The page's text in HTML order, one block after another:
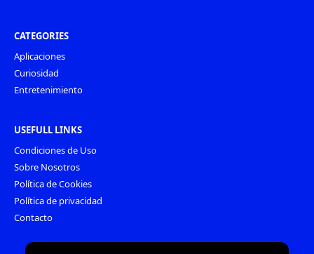
CATEGORIES
Aplicaciones
Curiosidad
Entretenimiento
USEFULL LINKS
Condiciones de Uso
Sobre Nosotros
Política de Cookies
Política de privacidad
Contacto